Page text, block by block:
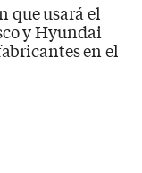
que usará el
y Hyundai
en el